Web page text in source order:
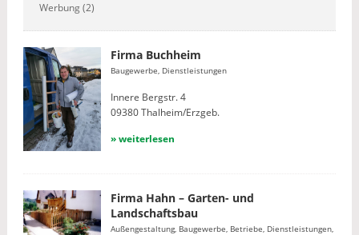
Werbung (2)
Firma Buchheim
Baugewerbe, Dienstleistungen
Innere Bergstr. 4
09380 Thalheim/Erzgeb.
» weiterlesen
Firma Hahn – Garten- und
Landschaftsbau
Außengestaltung, Baugewerbe, Betriebe, Dienstleistungen,